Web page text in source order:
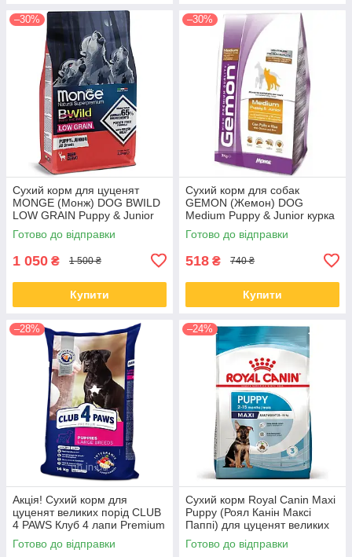
–30%
Сухий корм для цуценят
MONGE (Монж) DOG BWILD
LOW GRAIN Puppy & Junior
оленина 2.5 кг (термін до
26.09)
Готово до відправки
1 050 ₴ 1 500 ₴
Купити
–30%
Сухий корм для собак
GEMON (Жемон) DOG
Medium Puppy & Junior курка
з рисом 3 кг (термін до 29.07)
Готово до відправки
518 ₴ 740 ₴
Купити
–28%
Акція! Сухий корм для
цуценят великих порід CLUB
4 PAWS Клуб 4 лапи Premium
for puppies of large breeds
Chicken з куркою 14 кг
Готово до відправки
–24%
Сухий корм Royal Canin Maxi
Puppy (Роял Канін Максі
Паппі) для цуценят великих
порід з 2-15 місяців, 15 КГ
Готово до відправки